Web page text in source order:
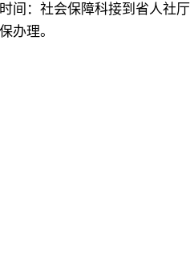
间：社会保障科接到省人社厅
保办理。